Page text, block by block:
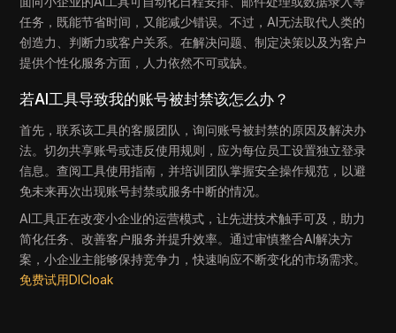
任务，既能节省时间，又能减少错误。不过，AI无法取代人类的
创造力、判断力或客户关系。在解决问题、制定决策以及为客户
提供个性化服务方面，人力依然不可或缺。
若AI工具导致我的账号被封禁该怎么办？
首先，联系该工具的客服团队，询问账号被封禁的原因及解决办
法。切勿共享账号或违反使用规则，应为每位员工设置独立登录
信息。查阅工具使用指南，并培训团队掌握安全操作规范，以避
免未来再次出现账号封禁或服务中断的情况。
AI工具正在改变小企业的运营模式，让先进技术触手可及，助力
简化任务、改善客户服务并提升效率。通过审慎整合AI解决方
案，小企业主能够保持竞争力，快速响应不断变化的市场需求。
免费试用DICloak